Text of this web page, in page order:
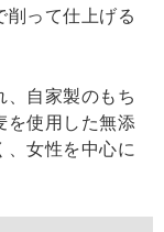
削って仕上げる
、自家製のもち
を使用した無添
、女性を中心に